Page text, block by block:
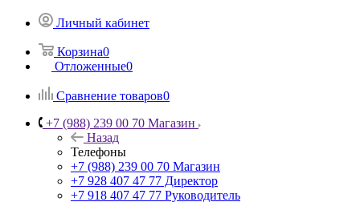
Личный кабинет
Корзина0
Отложенные0
Сравнение товаров0
+7 (988) 239 00 70 Магазин
Назад
Телефоны
+7 (988) 239 00 70 Магазин
+7 928 407 47 77 Директор
+7 918 407 47 77 Руководитель